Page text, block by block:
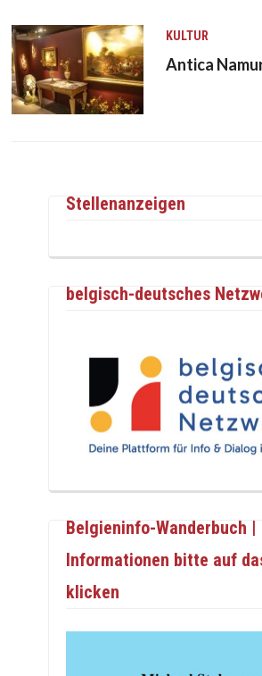
KULTUR
Antica
Stellenanzeigen
belgisch-deutsches
Belgieninfo-Wanderbuch |
Informationen bitte auf
klicken